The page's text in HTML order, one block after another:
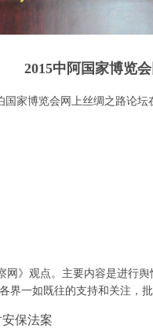
2015中阿国家博览
家博览会网上丝绸之路论坛
网》观点。主要内容是进行
一如既往的支持和关注，批
保法案